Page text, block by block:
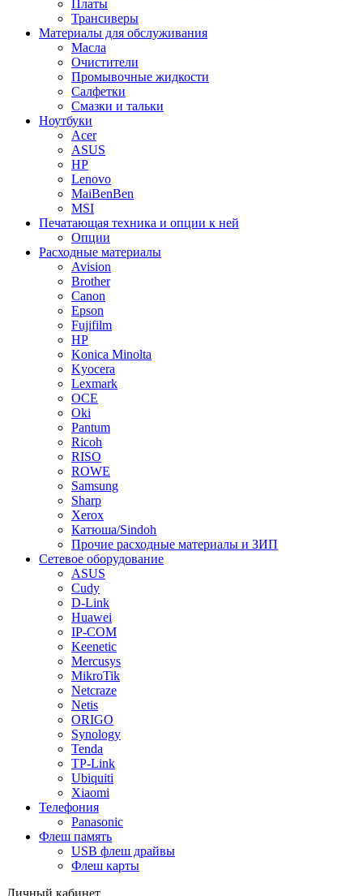
Платы
Трансиверы
Материалы для обслуживания
Масла
Очистители
Промывочные жидкости
Салфетки
Смазки и тальки
Ноутбуки
Acer
ASUS
HP
Lenovo
MaiBenBen
MSI
Печатающая техника и опции к ней
Опции
Расходные материалы
Avision
Brother
Canon
Epson
Fujifilm
HP
Konica Minolta
Kyocera
Lexmark
OCE
Oki
Pantum
Ricoh
RISO
ROWE
Samsung
Sharp
Xerox
Катюша/Sindoh
Прочие расходные материалы и ЗИП
Сетевое оборудование
ASUS
Cudy
D-Link
Huawei
IP-COM
Keenetic
Mercusys
MikroTik
Netcraze
Netis
ORIGO
Synology
Tenda
TP-Link
Ubiquiti
Xiaomi
Телефония
Panasonic
Флеш память
USB флеш драйвы
Флеш карты
Личный кабинет